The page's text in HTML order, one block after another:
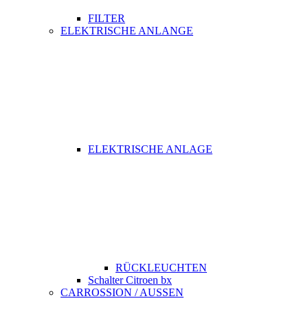
FILTER
ELEKTRISCHE ANLANGE
ELEKTRISCHE ANLAGE
RÜCKLEUCHTEN
Schalter Citroen bx
CARROSSION / AUSSEN